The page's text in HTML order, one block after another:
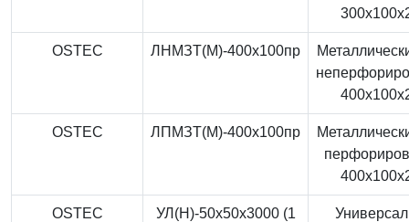
OSTEC ЛНМЗТ(М)-400x100пр
OSTEC ЛПМЗТ(М)-400x100пр
OSTEC
УЛ(Н)-50x50x3000 (1